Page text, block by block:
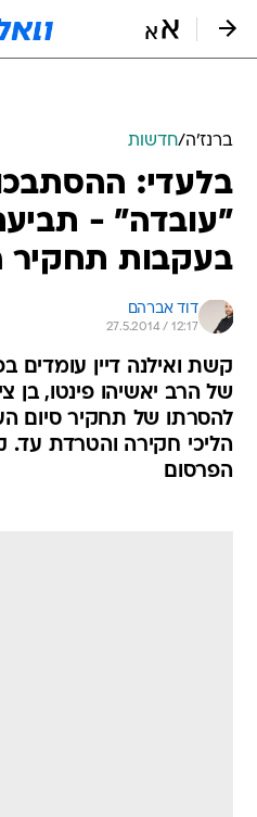
ברנז'ה/חדשות
בלעדי:
"עובדה" -
בעקבות תחקיר
דוד אברהם
27.5.2014 / 12:17
קשת ואילנה דיין עומדים
של הרב יאשיהו פינטו, בן
להסרתו של תחקיר סיום
הליכי חקירה והטרדת עד.
הפרסום